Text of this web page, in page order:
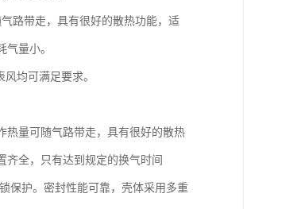
路带走，具有很好的散热功能，适
量小。
均可满足要求。
热量可随气路带走，具有很好的散热
全，只有达到规定的换气时间
保护。密封性能可靠，壳体采用多重